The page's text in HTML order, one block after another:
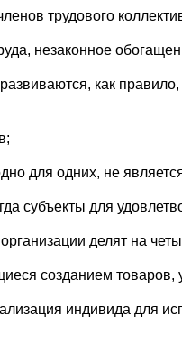
трудового
незаконное
как
для одних, не
субъекты для
делят на
созданием
индивида для